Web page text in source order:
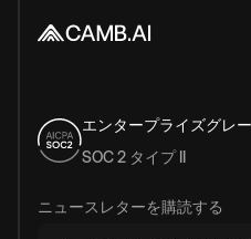
エンタープライズグレ
SOC 2 タイプ II
ニュースレターを購読する